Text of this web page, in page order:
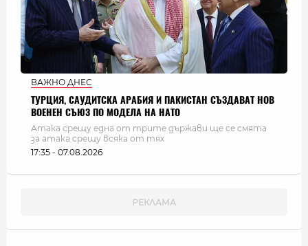
ВАЖНО ДНЕС
ТУРЦИЯ, САУДИТСКА АРАБИЯ И ПАКИСТАН СЪЗДАВАТ НОВ
ВОЕНЕН СЪЮЗ ПО МОДЕЛА НА НАТО
Атака срещу една от трите държави ще се смята
за атака срещу всяка от тях
17:35 - 07.08.2026